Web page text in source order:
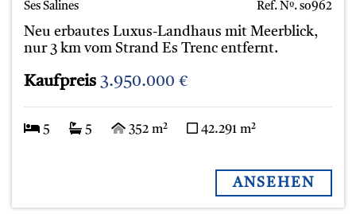
Ses Salines Ref. Nº. so962
Neu erbautes Luxus-Landhaus mit Meerblick,
nur 3 km vom Strand Es Trenc entfernt.
Kaufpreis 3.950.000 €
5 5 352 m² 42.291 m²
ANSEHEN